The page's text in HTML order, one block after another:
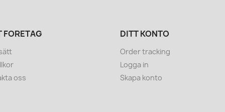
FÖRETAG
oss
DITT KONTO
Order tracking
Logga in
Skapa konto